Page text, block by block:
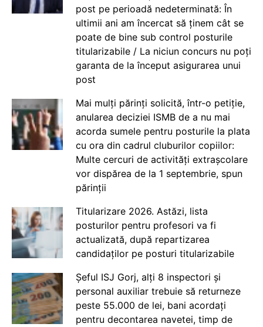
post pe perioadă nedeterminată: În
ultimii ani am încercat să ținem cât se
poate de bine sub control posturile
titularizabile / La niciun concurs nu poți
garanta de la început asigurarea unui
post
Mai mulți părinți solicită, într-o petiție,
anularea deciziei ISMB de a nu mai
acorda sumele pentru posturile la plata
cu ora din cadrul cluburilor copiilor:
Multe cercuri de activități extrașcolare
vor dispărea de la 1 septembrie, spun
părinții
Titularizare 2026. Astăzi, lista
posturilor pentru profesori va fi
actualizată, după repartizarea
candidaților pe posturi titularizabile
Șeful ISJ Gorj, alți 8 inspectori și
personal auxiliar trebuie să returneze
peste 55.000 de lei, bani acordați
pentru decontarea navetei, timp de